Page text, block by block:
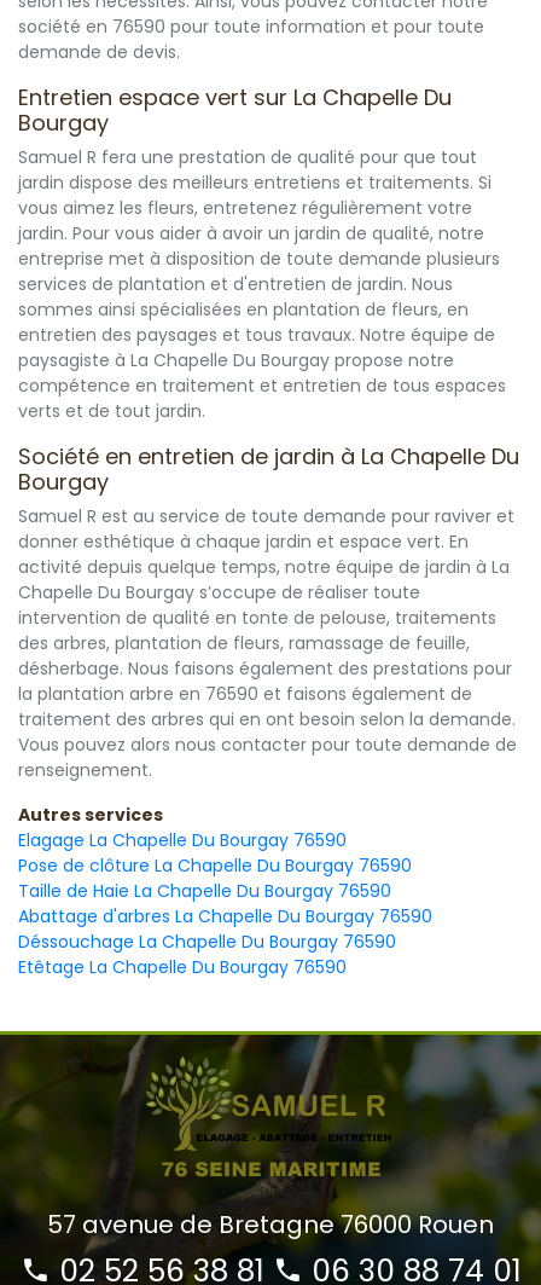
société en 76590 pour toute information et pour toute
demande de devis.
Entretien espace vert sur La Chapelle Du
Bourgay
Samuel R fera une prestation de qualité pour que tout
jardin dispose des meilleurs entretiens et traitements. Si
vous aimez les fleurs, entretenez régulièrement votre
jardin. Pour vous aider à avoir un jardin de qualité, notre
entreprise met à disposition de toute demande plusieurs
services de plantation et d'entretien de jardin. Nous
sommes ainsi spécialisées en plantation de fleurs, en
entretien des paysages et tous travaux. Notre équipe de
paysagiste à La Chapelle Du Bourgay propose notre
compétence en traitement et entretien de tous espaces
verts et de tout jardin.
Société en entretien de jardin à La Chapelle Du
Bourgay
Samuel R est au service de toute demande pour raviver et
donner esthétique à chaque jardin et espace vert. En
activité depuis quelque temps, notre équipe de jardin à La
Chapelle Du Bourgay s’occupe de réaliser toute
intervention de qualité en tonte de pelouse, traitements
des arbres, plantation de fleurs, ramassage de feuille,
désherbage. Nous faisons également des prestations pour
la plantation arbre en 76590 et faisons également de
traitement des arbres qui en ont besoin selon la demande.
Vous pouvez alors nous contacter pour toute demande de
renseignement.
Autres services
Elagage La Chapelle Du Bourgay 76590
Pose de clôture La Chapelle Du Bourgay 76590
Taille de Haie La Chapelle Du Bourgay 76590
Abattage d'arbres La Chapelle Du Bourgay 76590
Déssouchage La Chapelle Du Bourgay 76590
Etêtage La Chapelle Du Bourgay 76590
57 avenue de Bretagne 76000 Rouen
02 52 56 38 81 06 30 88 74 01